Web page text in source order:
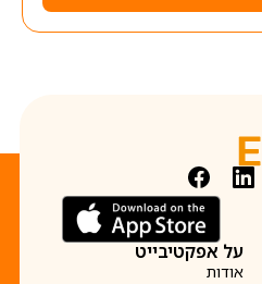
על אפקטיבייט
אודות